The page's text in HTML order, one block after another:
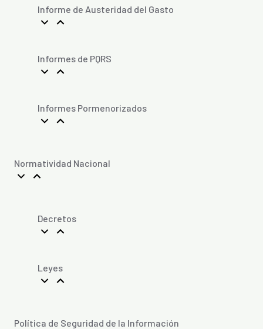
Informe de Austeridad del Gasto
Informes de PQRS
Informes Pormenorizados
Normatividad Nacional
Decretos
Leyes
Política de Seguridad de la Información